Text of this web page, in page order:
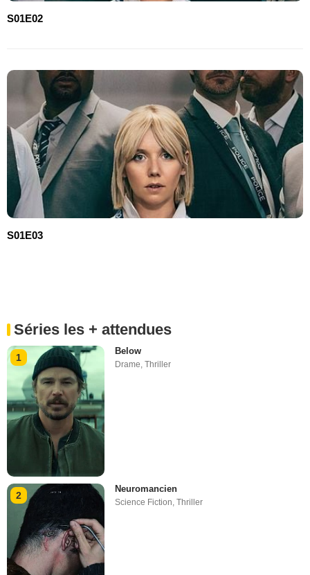
S01E02
S01E03
Séries les + attendues
1
Below
Drame,Thriller
2
Neuromancien
Science Fiction ,Thriller